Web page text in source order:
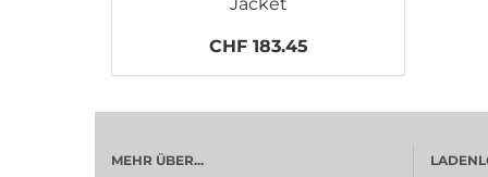
CHF 183.45
MEHR ÜBER...